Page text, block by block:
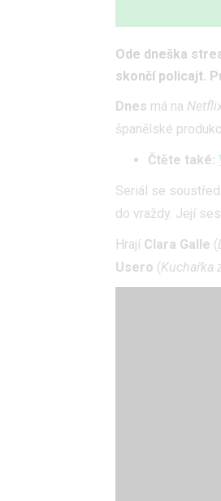
Ode dneška
skončí policajt.
Dnes má na
španělské
Čtěte také:
Seriál se
do vraždy. Její
Hrají Clara Galle (
Usero (Kuchařka